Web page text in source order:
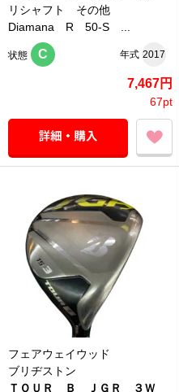
リシャフト その他
Diamana R 50-S ...
状態 C 年式 2017
7,467円
67pt
フェアウェイウッド
ブリヂストン
ＴＯＵＲ Ｂ ＪＧＲ ３Ｗ